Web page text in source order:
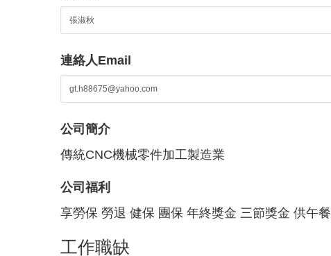
連絡人Email
公司簡介
傳統CNC機械零件加工製造業
公司福利
享勞保 勞退 健保 團保 年終獎金 三節獎金 供午餐
工作職缺